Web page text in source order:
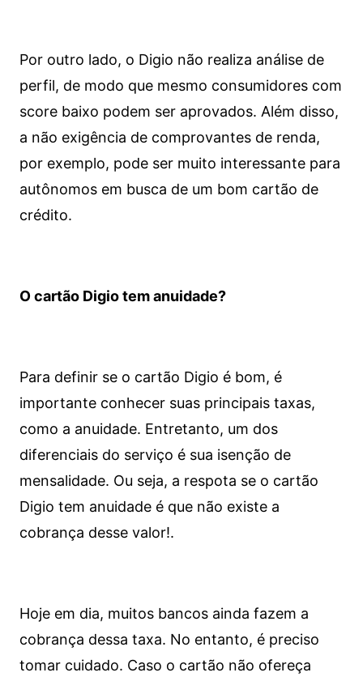
Por outro lado, o Digio não realiza análise de
perfil, de modo que mesmo consumidores com
score baixo podem ser aprovados. Além disso,
a não exigência de comprovantes de renda,
por exemplo, pode ser muito interessante para
autônomos em busca de um bom cartão de
crédito.
O cartão Digio tem anuidade?
Para definir se o cartão Digio é bom, é
importante conhecer suas principais taxas,
como a anuidade. Entretanto, um dos
diferenciais do serviço é sua isenção de
mensalidade. Ou seja, a respota se o cartão
Digio tem anuidade é que não existe a
cobrança desse valor!.
Hoje em dia, muitos bancos ainda fazem a
cobrança dessa taxa. No entanto, é preciso
tomar cuidado. Caso o cartão não ofereça